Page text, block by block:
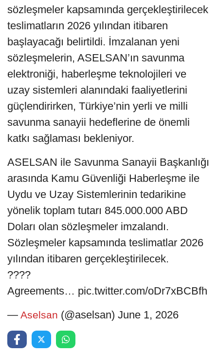
sözleşmeler kapsamında gerçekleştirilecek
teslimatların 2026 yılından itibaren
başlayacağı belirtildi. İmzalanan yeni
sözleşmelerin, ASELSAN’ın savunma
elektroniği, haberleşme teknolojileri ve
uzay sistemleri alanındaki faaliyetlerini
güçlendirirken, Türkiye’nin yerli ve milli
savunma sanayii hedeflerine de önemli
katkı sağlaması bekleniyor.
ASELSAN ile Savunma Sanayii Başkanlığı
arasında Kamu Güvenliği Haberleşme ile
Uydu ve Uzay Sistemlerinin tedarikine
yönelik toplam tutarı 845.000.000 ABD
Doları olan sözleşmeler imzalandı.
Sözleşmeler kapsamında teslimatlar 2026
yılından itibaren gerçekleştirilecek.
????
Agreements… pic.twitter.com/oDr7xBCBfh
— Aselsan (@aselsan) June 1, 2026